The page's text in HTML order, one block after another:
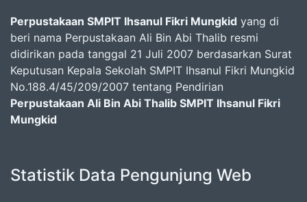
Perpustakaan SMPIT Ihsanul Fikri Mungkid yang di
beri nama Perpustakaan Ali Bin Abi Thalib resmi
didirikan pada tanggal 21 Juli 2007 berdasarkan Surat
Keputusan Kepala Sekolah SMPIT Ihsanul Fikri Mungkid
No.188.4/45/209/2007 tentang Pendirian
Perpustakaan Ali Bin Abi Thalib SMPIT Ihsanul Fikri
Mungkid
Statistik Data Pengunjung Web